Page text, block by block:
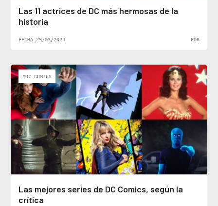
Las 11 actrices de DC más hermosas de la
historia
FECHA 29/03/2024 POR
#DC COMICS
Las mejores series de DC Comics, según la
crítica